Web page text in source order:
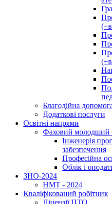
Благодійна
Додаткові послуги
Освітні напрями
Фаховий молодший
Інженерія
забезпечення
Професійна
Облік і
ЗНО-2024
НМТ - 2024
Кваліфікований робітник
Ліцензії ПТО